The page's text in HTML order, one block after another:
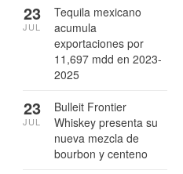
Tequila mexicano
acumula
exportaciones por
11,697 mdd en 2023-
2025
23
JUL
Bulleit Frontier
Whiskey presenta su
nueva mezcla de
bourbon y centeno
23
JUL